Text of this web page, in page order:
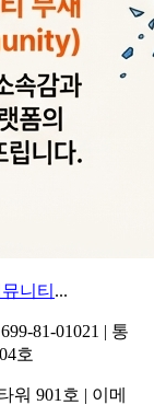
니티 ...
81-01021 | 통
호
워 901호 | 이메